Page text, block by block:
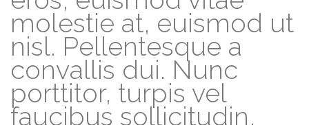
molestie at, euismod ut
nisl. Pellentesque a
convallis dui. Nunc
porttitor, turpis vel
faucibus sollicitudin,